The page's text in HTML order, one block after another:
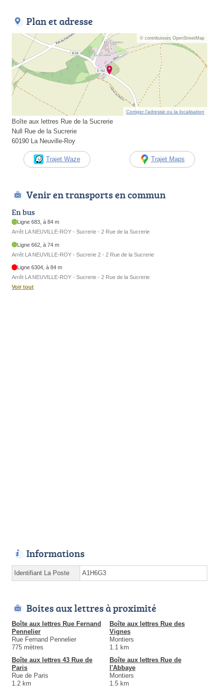
Plan et adresse
© contributeurs OpenStreetMap
Corriger l’adresse ou la localisation
Boîte aux lettres Rue de la Sucrerie
Null Rue de la Sucrerie
60190 La Neuville-Roy
Trajet Waze Trajet Maps
Venir en transports en commun
En bus
Ligne 683, à 84 m
Arrêt LA NEUVILLE-ROY - Sucrerie - 2 Rue de la Sucrerie
Ligne 662, à 74 m
Arrêt LA NEUVILLE-ROY - Sucrerie 2 - 2 Rue de la Sucrerie
Ligne 6304, à 84 m
Arrêt LA NEUVILLE-ROY - Sucrerie - 2 Rue de la Sucrerie
Voir tout
Informations
Identifiant La Poste A1H6G3
Boites aux lettres à proximité
Boîte aux lettres Rue Fernand
Pennelier
Rue Fernand Pennelier
775 mètres
Boîte aux lettres Rue des
Vignes
Montiers
1.1 km
Boîte aux lettres 43 Rue de
Paris
Rue de Paris
1.2 km
Boîte aux lettres Rue de
l'Abbaye
Montiers
1.5 km